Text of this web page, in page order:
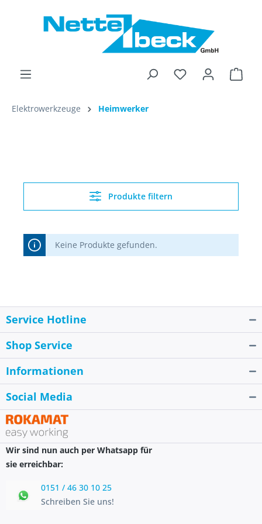
Elektrowerkzeuge Heimwerker
Produkte filtern
Keine Produkte gefunden.
Service Hotline
Shop Service
Informationen
Social Media
Wir sind nun auch per Whatsapp für
sie erreichbar:
0151 / 46 30 10 25
Schreiben Sie uns!